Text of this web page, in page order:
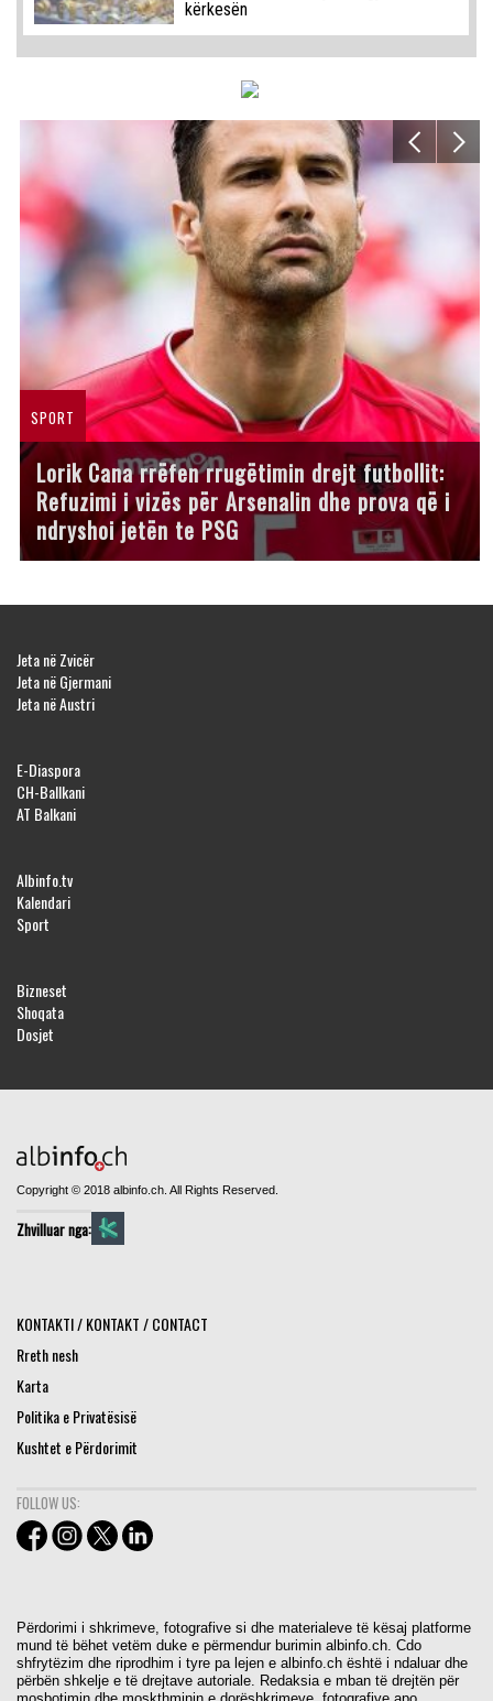
kërkesën
SPORT
Lorik Cana rrëfen rrugëtimin drejt futbollit:
Refuzimi i vizës për Arsenalin dhe prova që i
ndryshoi jetën te PSG
Jeta në Zvicër
Jeta në Gjermani
Jeta në Austri
E-Diaspora
CH-Ballkani
AT Balkani
Albinfo.tv
Kalendari
Sport
Bizneset
Shoqata
Dosjet
Copyright © 2018 albinfo.ch. All Rights Reserved.
Zhvilluar nga:
KONTAKTI / KONTAKT / CONTACT
Rreth nesh
Karta
Politika e Privatësisë
Kushtet e Përdorimit
FOLLOW US:
Përdorimi i shkrimeve, fotografive si dhe materialeve të kësaj platforme
mund të bëhet vetëm duke e përmendur burimin albinfo.ch. Cdo
shfrytëzim dhe riprodhim i tyre pa lejen e albinfo.ch është i ndaluar dhe
përbën shkelje e të drejtave autoriale. Redaksia e mban të drejtën për